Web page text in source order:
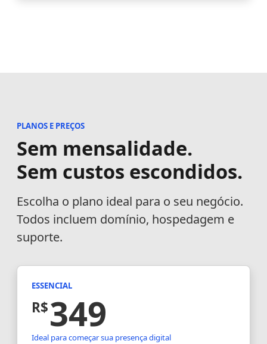
PLANOS E PREÇOS
Sem mensalidade.
Sem custos escondidos.
Escolha o plano ideal para o seu negócio.
Todos incluem domínio, hospedagem e
suporte.
ESSENCIAL
R$349
Ideal para começar sua presença digital